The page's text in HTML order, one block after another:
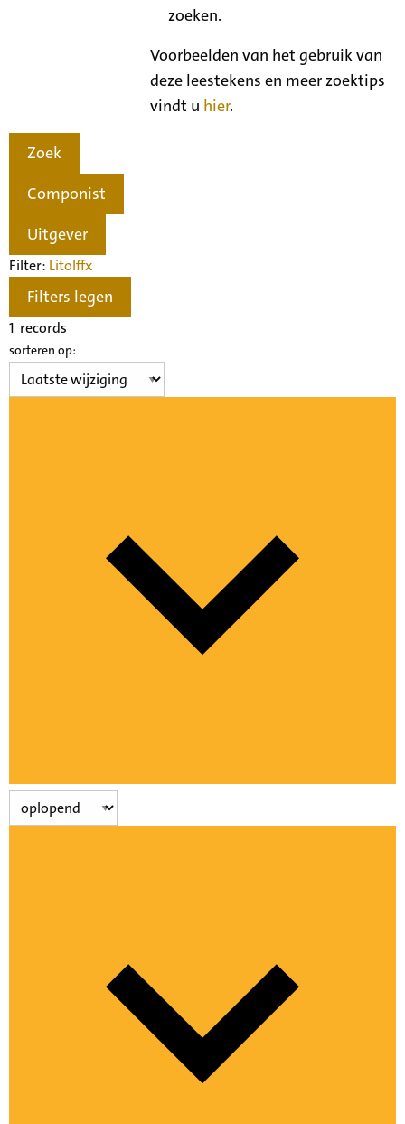
zoeken.
Voorbeelden van het gebruik van
deze leestekens en meer zoektips
vindt u hier.
Zoek
Componist
Uitgever
Filter: Litolffx
Filters legen
1 records
sorteren op: